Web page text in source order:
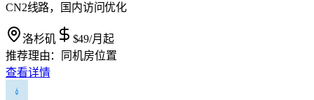
CN2线路，国内访问优化
洛杉矶 $49/月起
推荐理由：
同机房位置
查看详情